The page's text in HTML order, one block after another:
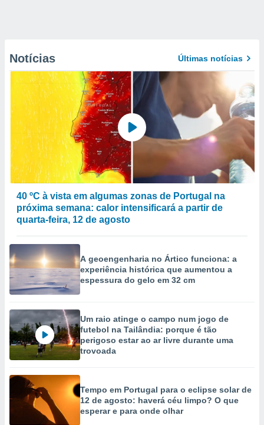
Notícias Últimas notícias
40 ºC à vista em algumas zonas de Portugal na
próxima semana: calor intensificará a partir de
quarta-feira, 12 de agosto
A geoengenharia no Ártico funciona: a
experiência histórica que aumentou a
espessura do gelo em 32 cm
Um raio atinge o campo num jogo de
futebol na Tailândia: porque é tão
perigoso estar ao ar livre durante uma
trovoada
Tempo em Portugal para o eclipse solar de
12 de agosto: haverá céu limpo? O que
esperar e para onde olhar